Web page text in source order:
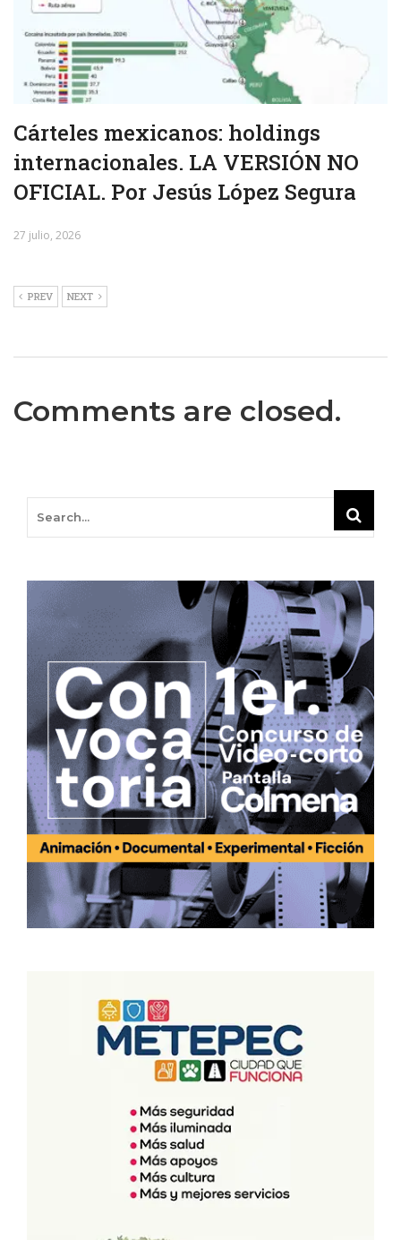
Cárteles mexicanos: holdings
internacionales. LA VERSIÓN NO
OFICIAL. Por Jesús López Segura
27 julio, 2026
PREV NEXT
Comments are closed.